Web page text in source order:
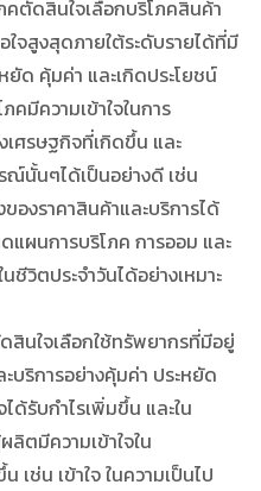
คตัดสินใจเลือกบริโภคสินค้า
จสูงสุดภายใต้ระดับรายได้ที่มี
ยัด คุ้มค่า และเกิดประโยชน์
มีความเข้าใจในการ
ศรษฐกิจที่เกิดขึ้น และ
ณ์นั้นๆได้เป็นอย่างดี เช่น
องราคาสินค้าและบริการได้
ผนการบริโภค การออม และ
ชีวิตประจำวันได้อย่างเหมาะ
สินใจเลือกใช้ทรัพยากรที่มีอยู่
บริการอย่างคุ้มค่า ประหยัด
รับกำไรเพิ่มขึ้น และใน
ตมีความเข้าใจใน
ช่น เข้าใจ ในความเป็นไป